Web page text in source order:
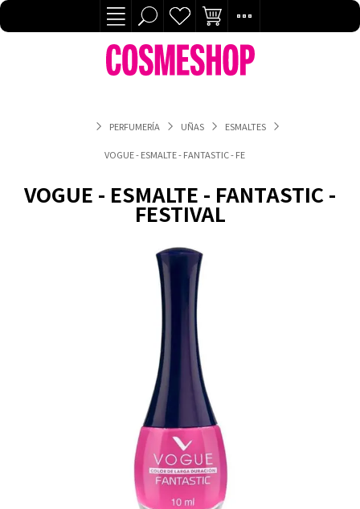
PERFUMERÍA UÑAS ESMALTES
VOGUE - ESMALTE - FANTASTIC - FESTIVAL
VOGUE - ESMALTE - FANTASTIC -
FESTIVAL